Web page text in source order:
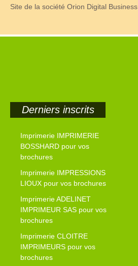
Site de la société Orion Digital Business
Derniers inscrits
Imprimerie IMPRIMERIE
BOSSHARD pour vos
brochures
Imprimerie IMPRESSIONS
LIOUX pour vos brochures
Imprimerie ADELINET
IMPRIMEUR SAS pour vos
brochures
Imprimerie CLOITRE
IMPRIMEURS pour vos
brochures